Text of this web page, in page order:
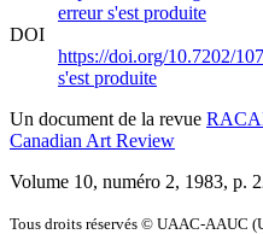
erreur s'est produite
DOI
https://doi.org/10.7202/
s'est produite
Un document de la revue
Canadian Art Review
Volume 10, numéro 2, 1983, p.
Tous droits réservés © UAAC-AAUC